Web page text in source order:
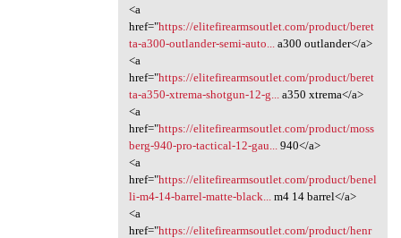
<a
href="https://elitefirearmsoutlet.com/product/beret
ta-a300-outlander-semi-auto...
a300 outlander</a>
<a
href="https://elitefirearmsoutlet.com/product/beret
ta-a350-xtrema-shotgun-12-g...
a350 xtrema</a>
<a
href="https://elitefirearmsoutlet.com/product/moss
berg-940-pro-tactical-12-gau...
940</a>
<a
href="https://elitefirearmsoutlet.com/product/benel
li-m4-14-barrel-matte-black...
m4 14 barrel</a>
<a
href="https://elitefirearmsoutlet.com/product/henr